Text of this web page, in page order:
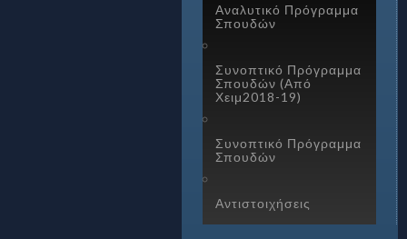
Αναλυτικό Πρόγραμμα
Σπουδών
Συνοπτικό Πρόγραμμα
Σπουδών (Από
Χειμ2018-19)
Συνοπτικό Πρόγραμμα
Σπουδών
Αντιστοιχήσεις